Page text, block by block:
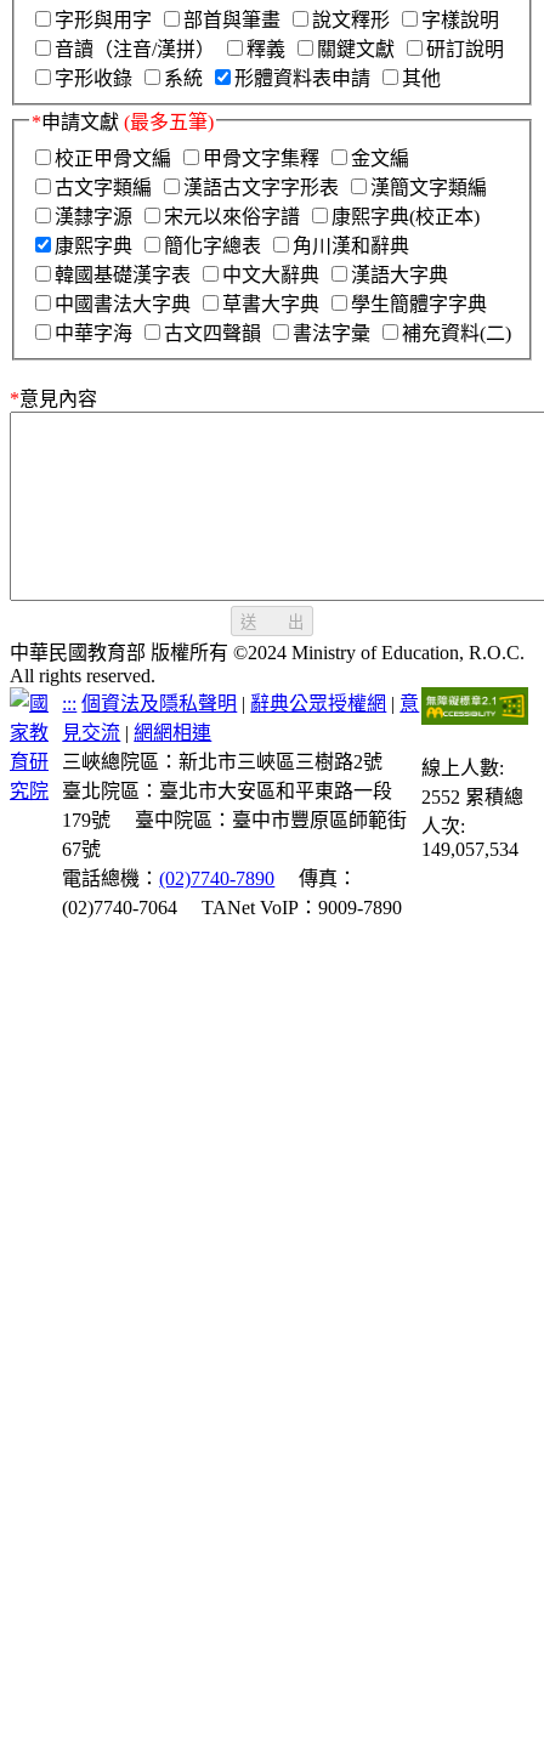
字形與用字
部首與筆畫 說文釋形
字樣說明
音讀（注音/漢拼）
釋義 關鍵文獻
研訂說明
字形收錄
系統 形體資料表申請 其他
*申請文獻 (最多五筆)
校正甲骨文編
甲骨文字集釋
金文編
古文字類編
漢語古文字字形表
漢簡文字類編
漢隸字源
宋元以來俗字譜
康熙字典(校正本)
康熙字典
簡化字總表
角川漢和辭典
韓國基礎漢字表
中文大辭典
漢語大字典
中國書法大字典
草書大字典
學生簡體字字典
中華字海
古文四聲韻 書法字彙 補充資料(二)
*意見內容
送 出
中華民國教育部 版權所有 ©2024 Ministry of Education, R.O.C.
All rights reserved.
::: 個資法及隱私聲明 | 辭典公眾授權網 | 意
見交流 |網網相連
三峽總院區：新北市三峽區三樹路2號
臺北院區：臺北市大安區和平東路一段
179號
臺中院區：臺中市豐原區師範街
67號
電話總機：(02)7740-7890
傳真：
(02)7740-7064
TANet VoIP：9009-7890
線上人數:
2552 累積總
人次:
149,057,534